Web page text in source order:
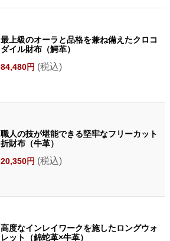
最上級のオーラと品格を兼ね備えたクロコ
ダイル財布（鰐革）
84,480円 (税込)
職人の技が堪能できる堅牢なフリーカット
折財布（牛革）
20,350円 (税込)
高度なインレイワークを施したロングウォ
レット（錦蛇革×牛革）